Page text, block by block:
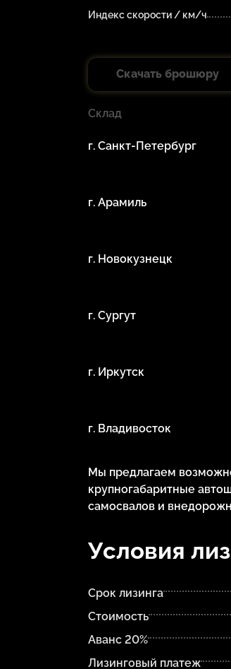
Индекс скорости / км/ч
Скачать брошюру
Склад
г. Санкт-Петербург
г. Арамиль
г. Новокузнецк
г. Сургут
г. Иркутск
г. Владивосток
Мы предлагаем
крупногабаритные
самосвалов и
Условия
Срок лизинга
Стоимость
Аванс 20%
Лизинговый платеж